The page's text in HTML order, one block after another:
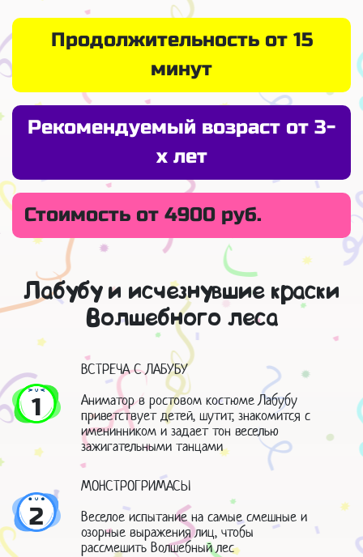
Продолжительность от 15
минут
Рекомендуемый возраст от 3-
х лет
Стоимость от 4900 руб.
Лабубу и исчезнувшие краски
Волшебного леса
1
ВСТРЕЧА С ЛАБУБУ
Аниматор в ростовом костюме Лабубу
приветствует детей, шутит, знакомится с
именинником и задает тон веселью
зажигательными танцами
2
МОНСТРОГРИМАСЫ
Веселое испытание на самые смешные и
озорные выражения лиц, чтобы
рассмешить Волшебный лес